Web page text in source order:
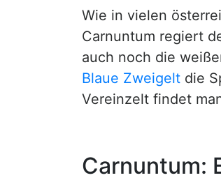
Wie in vielen
Carnuntum regiert
auch noch die
Blaue Zweigelt die
Vereinzelt findet
Carnuntum: